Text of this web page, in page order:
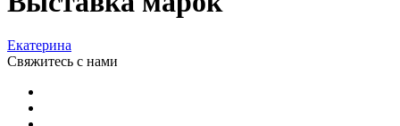
Екатерина
Свяжитесь с нами